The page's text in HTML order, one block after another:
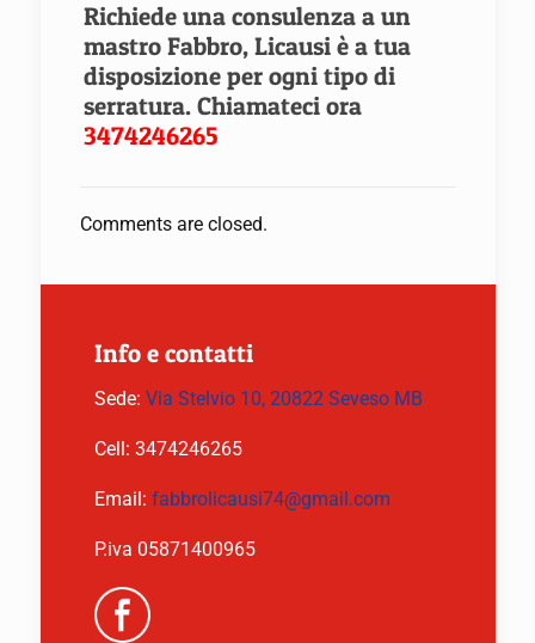
Richiede una consulenza a un
mastro Fabbro, Licausi è a tua
disposizione per ogni tipo di
serratura. Chiamateci ora
3474246265
Comments are closed.
Info e contatti
Sede: Via Stelvio 10, 20822 Seveso MB
Cell: 3474246265
Email: fabbrolicausi74@gmail.com
P.iva 05871400965